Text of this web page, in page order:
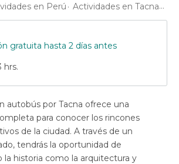
en Perú Actividades en Tacna
gratuita hasta 2 días antes
hrs.
autobús por Tacna ofrece una
para conocer los rincones
de la ciudad. A través de un
tendrás la oportunidad de
la historia como la arquitectura y